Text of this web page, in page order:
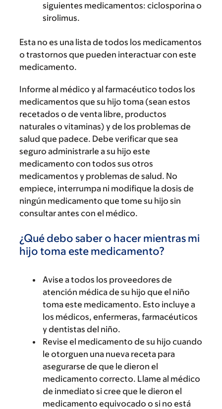
siguientes medicamentos: ciclosporina o
sirolimus.
Esta no es una lista de todos los medicamentos
o trastornos que pueden interactuar con este
medicamento.
Informe al médico y al farmacéutico todos los
medicamentos que su hijo toma (sean estos
recetados o de venta libre, productos
naturales o vitaminas) y de los problemas de
salud que padece. Debe verificar que sea
seguro administrarle a su hijo este
medicamento con todos sus otros
medicamentos y problemas de salud. No
empiece, interrumpa ni modifique la dosis de
ningún medicamento que tome su hijo sin
consultar antes con el médico.
¿Qué debo saber o hacer mientras mi
hijo toma este medicamento?
Avise a todos los proveedores de
atención médica de su hijo que el niño
toma este medicamento. Esto incluye a
los médicos, enfermeras, farmacéuticos
y dentistas del niño.
Revise el medicamento de su hijo cuando
le otorguen una nueva receta para
asegurarse de que le dieron el
medicamento correcto. Llame al médico
de inmediato si cree que le dieron el
medicamento equivocado o si no está